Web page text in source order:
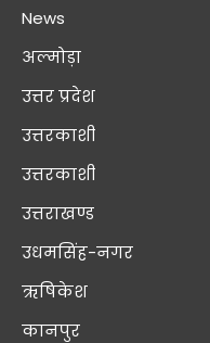
News
अल्मोड़ा
उत्तर प्रदेश
उत्तरकाशी
उत्तरकाशी
उत्तराखण्ड
उधमसिंह-नगर
ऋषिकेश
कानपुर